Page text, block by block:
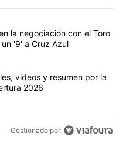
más comentarios en los
"Revelan un detalle clave
la negociación con el Toro
'9' a Cruz Azul
Azul 2-3 Atlante:
videos y resumen por la
2026
Gestionado por